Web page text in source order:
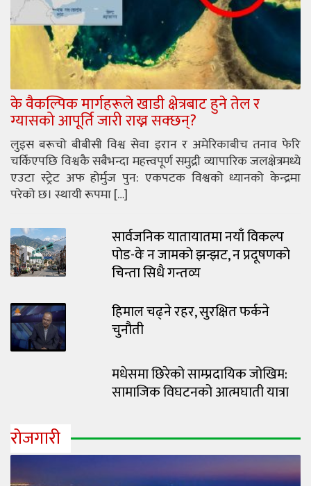
के वैकल्पिक मार्गहरूले खाडी क्षेत्रबाट हुने तेल र
ग्यासको आपूर्ति जारी राख्न सक्छन्?
लुइस बरूचो बीबीसी विश्व सेवा इरान र अमेरिकाबीच तनाव फेरि
चर्किएपछि विश्वकै सबैभन्दा महत्त्वपूर्ण समुद्री व्यापारिक जलक्षेत्रमध्ये
एउटा स्ट्रेट अफ होर्मुज पुन: एकपटक विश्वको ध्यानको केन्द्रमा
परेको छ। स्थायी रूपमा […]
सार्वजनिक यातायातमा नयाँ विकल्प
पोड-वेः न जामको झन्झट, न प्रदूषणको
चिन्ता सिधै गन्तव्य
हिमाल चढ्ने रहर, सुरक्षित फर्कने
चुनौती
मधेसमा छिरेको साम्प्रदायिक जोखिम:
सामाजिक विघटनको आत्मघाती यात्रा
रोजगारी